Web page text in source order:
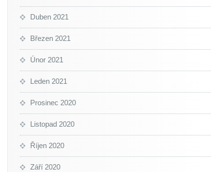
Duben 2021
Březen 2021
Únor 2021
Leden 2021
Prosinec 2020
Listopad 2020
Říjen 2020
Září 2020